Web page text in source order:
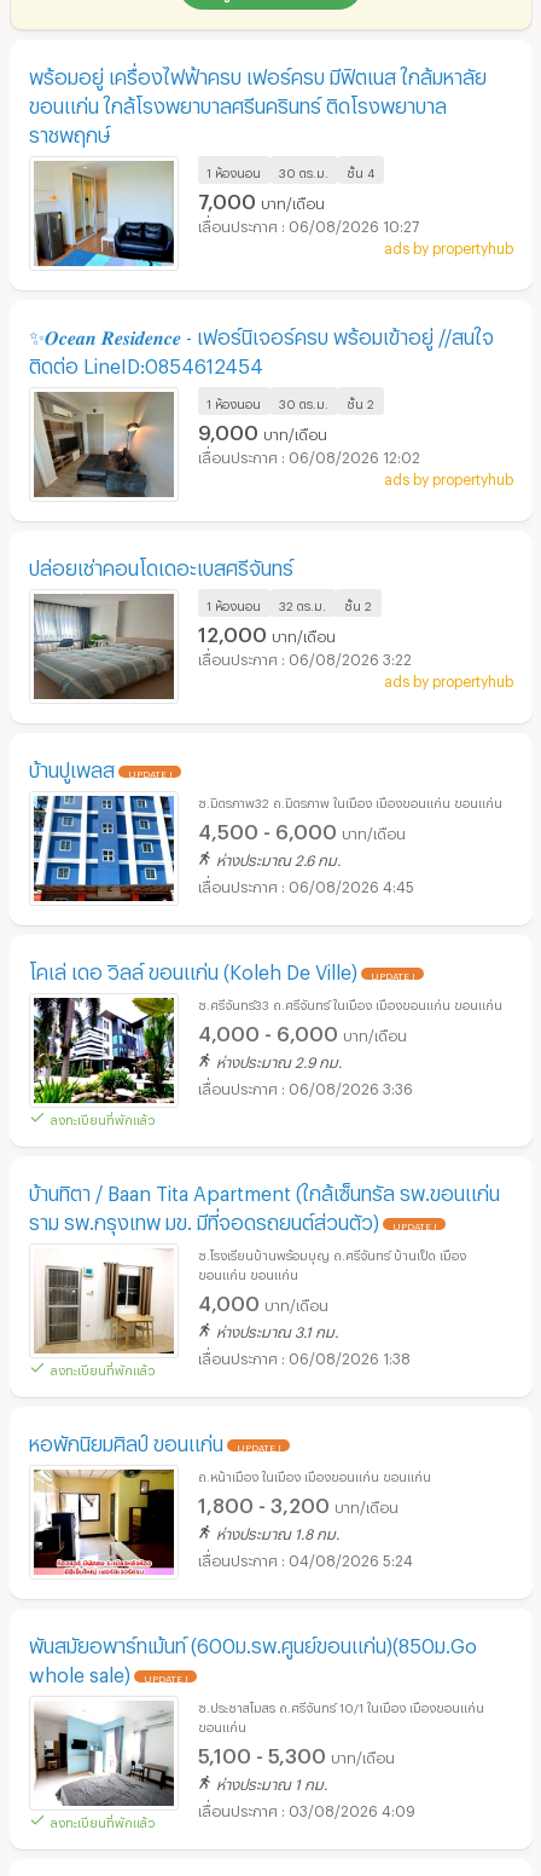
พร้อมอยู่ เครื่องไฟฟ้าครบ เฟอร์ครบ มีฟิตเนส ใกล้มหาลัย
ขอนแก่น ใกล้โรงพยาบาลศรีนครินทร์ ติดโรงพยาบาล
ราชพฤกษ์
1 ห้องนอน 30 ตร.ม. ชั้น 4
7,000 บาท/เดือน
06/08/2026 10:27
ads by propertyhub
✨𝑶𝒄𝒆𝒂𝒏 𝑹𝒆𝒔𝒊𝒅𝒆𝒏𝒄𝒆 - เฟอร์นิเจอร์ครบ พร้อมเข้าอยู่ //สนใจ
ติดต่อ LineID:0854612454
1 ห้องนอน 30 ตร.ม. ชั้น 2
9,000 บาท/เดือน
06/08/2026 12:02
ads by propertyhub
ปล่อยเช่าคอนโดเดอะเบสศรีจันทร์
1 ห้องนอน 32 ตร.ม. ชั้น 2
12,000 บาท/เดือน
06/08/2026 3:22
ads by propertyhub
บ้านปูเพลส UPDATE !
ซ.มิตรภาพ32 ถ.มิตรภาพ ในเมือง เมืองขอนแก่น ขอนแก่น
4,500 - 6,000 บาท/เดือน
ห่างประมาณ 2.6 กม.
06/08/2026 4:45
โคเล่ เดอ วิลล์ ขอนแก่น (Koleh De Ville) UPDATE !
ลงทะเบียนที่พักแล้ว
ซ.ศรีจันทร์33 ถ.ศรีจันทร์ ในเมือง เมืองขอนแก่น ขอนแก่น
4,000 - 6,000 บาท/เดือน
ห่างประมาณ 2.9 กม.
06/08/2026 3:36
บ้านทิตา / Baan Tita Apartment (ใกล้เซ็นทรัล รพ.ขอนแก่น
ราม รพ.กรุงเทพ มข. มีที่จอดรถยนต์ส่วนตัว)
UPDATE !
ลงทะเบียนที่พักแล้ว
ซ.โรงเรียนบ้านพร้อมบุญ ถ.ศรีจันทร์ บ้านเป็ด เมือง
ขอนแก่น ขอนแก่น
4,000 บาท/เดือน
ห่างประมาณ 3.1 กม.
06/08/2026 1:38
หอพักนิยมศิลป์ ขอนแก่น UPDATE !
ถ.หน้าเมือง ในเมือง เมืองขอนแก่น ขอนแก่น
1,800 - 3,200 บาท/เดือน
ห่างประมาณ 1.8 กม.
04/08/2026 5:24
พันสมัยอพาร์ทเม้นท์ (600ม.รพ.ศูนย์ขอนแก่น)(850ม.Go
whole sale)
UPDATE !
ลงทะเบียนที่พักแล้ว
ซ.ประชาสโมสร ถ.ศรีจันทร์ 10/1 ในเมือง เมืองขอนแก่น
ขอนแก่น
5,100 - 5,300 บาท/เดือน
ห่างประมาณ 1 กม.
03/08/2026 4:09